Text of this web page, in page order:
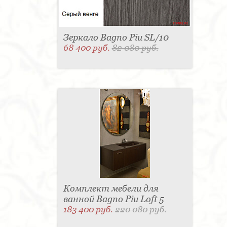
Компания "Формула успеха" сотрудничает с Bagno Piu
с 1995 года. Россияне оценили продукцию этого
бренда, что позволило ему получить большую
популярность в нашей стране. Заказать мебель
можно, связавшись с нами по указанным
координатам. Срок изготовления составляет 2-3
Зеркало Bagno Piu SL/10
68 400 руб.82 080 руб.
Комплект мебели для
ванной Bagno Piu Loft 5
183 400 руб.220 080 руб.